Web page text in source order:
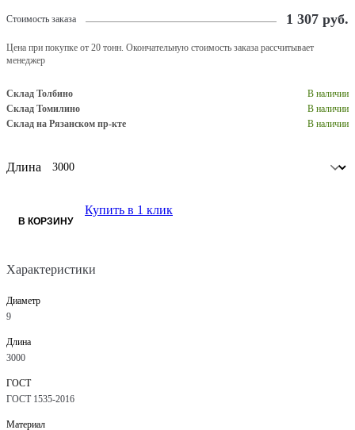
Стоимость заказа 1 307 руб.
Цена при покупке от 20 тонн. Окончательную стоимость заказа рассчитывает
менеджер
Склад Толбино
В наличии
Склад Томилино
В наличии
Склад на Рязанском пр-кте
В наличии
Длина
В КОРЗИНУ
Купить в 1 клик
Характеристики
Диаметр
9
Длина
3000
ГОСТ
ГОСТ 1535-2016
Материал